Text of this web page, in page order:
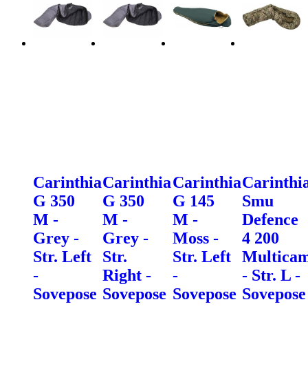
Carinthia
G 350
M -
Grey -
Str. Left
-
Sovepose
Carinthia
G 350
M -
Grey -
Str.
Right -
Sovepose
Carinthia
G 145
M -
Moss -
Str. Left
-
Sovepose
Smu
Defence
4 200
- Str. L -
Sovepose